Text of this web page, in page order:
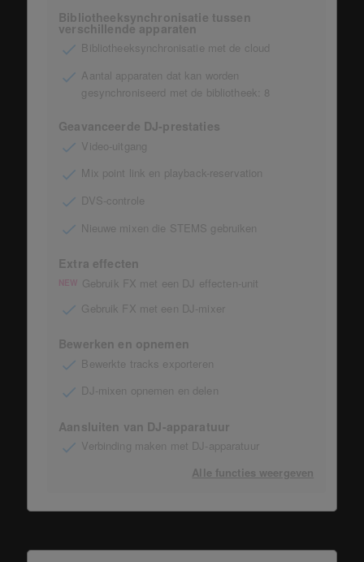
Bibliotheeksynchronisatie tussen
verschillende apparaten
Bibliotheeksynchronisatie met de cloud
Aantal apparaten dat kan worden
gesynchroniseerd met de bibliotheek: 8
Geavanceerde DJ-prestaties
Video-uitgang
Mix point link en playback-reservation
DVS-controle
Nieuwe mixen die STEMS gebruiken
Extra effecten
NEW Gebruik FX met een DJ effecten-unit
Gebruik FX met een DJ-mixer
Bewerken en opnemen
Bewerkte tracks exporteren
DJ-mixen opnemen en delen
Aansluiten van DJ-apparatuur
Verbinding maken met DJ-apparatuur
Alle functies weergeven